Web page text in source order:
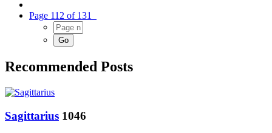
Page 112 of 131
Recommended Posts
Sagittarius 1046